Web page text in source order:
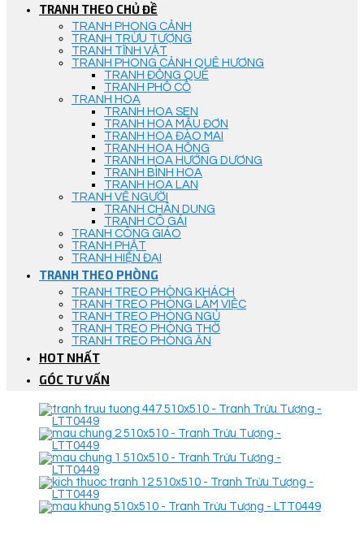
TRANH THEO CHỦ ĐỀ
TRANH PHONG CẢNH
TRANH TRỪU TƯỢNG
TRANH TĨNH VẬT
TRANH PHONG CẢNH QUÊ HƯƠNG
TRANH ĐỒNG QUÊ
TRANH PHỐ CỔ
TRANH HOA
TRANH HOA SEN
TRANH HOA MẪU ĐƠN
TRANH HOA ĐÀO MAI
TRANH HOA HỒNG
TRANH HOA HƯỚNG DƯƠNG
TRANH BÌNH HOA
TRANH HOA LAN
TRANH VẼ NGƯỜI
TRANH CHÂN DUNG
TRANH CÔ GÁI
TRANH CÔNG GIÁO
TRANH PHẬT
TRANH HIỆN ĐẠI
TRANH THEO PHÒNG
TRANH TREO PHÒNG KHÁCH
TRANH TREO PHÒNG LÀM VIỆC
TRANH TREO PHÒNG NGỦ
TRANH TREO PHÒNG THỜ
TRANH TREO PHÒNG ĂN
HOT NHẤT
GÓC TƯ VẤN